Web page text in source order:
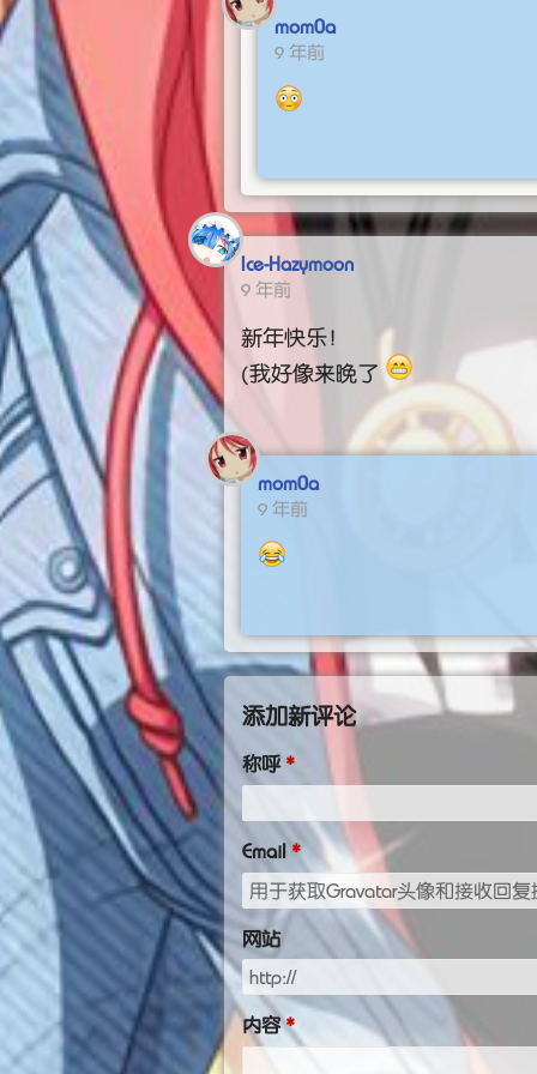
mom0a
9 年前
Ice-Hazymoon
9 年前
新年快乐！
(我好像来晚了
mom0a
9 年前
添加新评论
称呼
Email
网站
内容